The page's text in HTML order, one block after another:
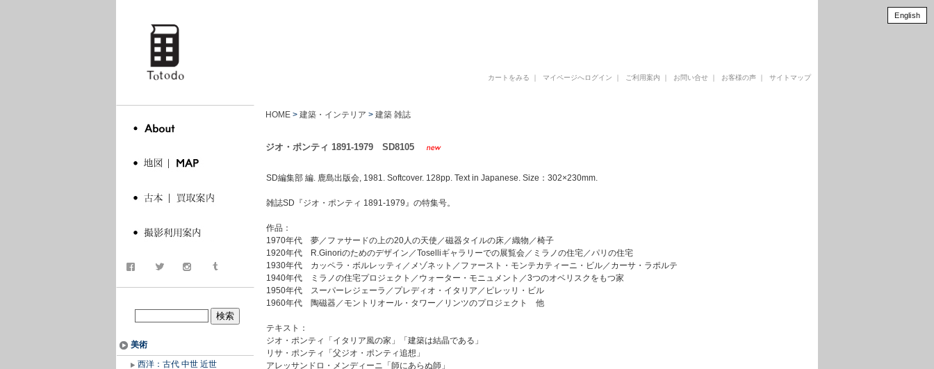
カートをみる マイページへログイン ご利用案内 お問い合せ お客様の声 サイトマップ
美術
西洋：古代 中世 近世
HOME > 建築・インテリア > 建築 雑誌
ジオ・ポンティ 1891-1979 SD8105
SD編集部 編. 鹿島出版会, 1981. Softcover. 128pp. Text in Japanese. Size：302×230mm.
雑誌SD『ジオ・ポンティ 1891-1979』の特集号。
作品：
1970年代 夢／ファサードの上の20人の天使／磁器タイルの床／織物／椅子
1920年代 R.Ginoriのためのデザイン／Toselliギャラリーでの展覧会／ミラノの住宅／パリの住宅
1930年代 カッペラ・ボルレッティ／メゾネット／ファースト・モンテカティーニ・ビル／カーサ・ラポルテ
1940年代 ミラノの住宅プロジェクト／ウォーター・モニュメント／3つのオベリスクをもつ家
1950年代 スーパーレジェーラ／プレディオ・イタリア／ピレッリ・ビル
1960年代 陶磁器／モントリオール・タワー／リンツのプロジェクト 他
テキスト：
ジオ・ポンティ「イタリア風の家」「建築は結晶である」
リサ・ポンティ「父ジオ・ポンティ追想」
アレッサンドロ・メンディーニ「師にあらぬ師」
English